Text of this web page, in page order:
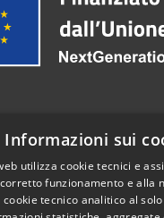
e contatti
+39 0825 666125
Informazioni sui
utilizza cookie tecnici e
funzionamento e alla
cookie tecnico analitico al